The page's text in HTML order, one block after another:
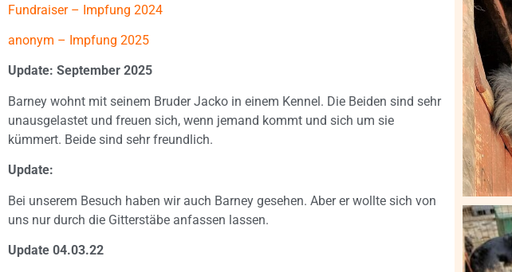
Fundraiser – Impfung 2024
anonym – Impfung 2025
Update: September 2025
Barney wohnt mit seinem Bruder Jacko in einem Kennel. Die Beiden sind sehr
unausgelastet und freuen sich, wenn jemand kommt und sich um sie
kümmert. Beide sind sehr freundlich.
Update:
Bei unserem Besuch haben wir auch Barney gesehen. Aber er wollte sich von
uns nur durch die Gitterstäbe anfassen lassen.
Update 04.03.22